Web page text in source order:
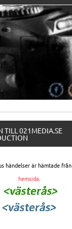
TILL 021MEDIA.SE
händelser är hämtade från
hemsida